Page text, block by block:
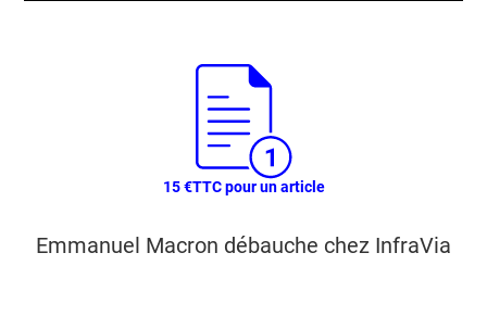
15 €TTC pour un article
Emmanuel Macron débauche chez InfraVia